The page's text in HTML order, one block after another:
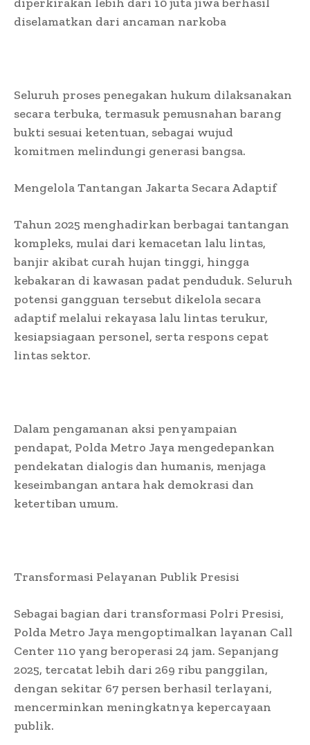
diselamatkan dari ancaman narkoba
Seluruh proses penegakan hukum dilaksanakan
secara terbuka, termasuk pemusnahan barang
bukti sesuai ketentuan, sebagai wujud
komitmen melindungi generasi bangsa.
Mengelola Tantangan Jakarta Secara Adaptif
Tahun 2025 menghadirkan berbagai tantangan
kompleks, mulai dari kemacetan lalu lintas,
banjir akibat curah hujan tinggi, hingga
kebakaran di kawasan padat penduduk. Seluruh
potensi gangguan tersebut dikelola secara
adaptif melalui rekayasa lalu lintas terukur,
kesiapsiagaan personel, serta respons cepat
lintas sektor.
Dalam pengamanan aksi penyampaian
pendapat, Polda Metro Jaya mengedepankan
pendekatan dialogis dan humanis, menjaga
keseimbangan antara hak demokrasi dan
ketertiban umum.
Transformasi Pelayanan Publik Presisi
Sebagai bagian dari transformasi Polri Presisi,
Polda Metro Jaya mengoptimalkan layanan Call
Center 110 yang beroperasi 24 jam. Sepanjang
2025, tercatat lebih dari 269 ribu panggilan,
dengan sekitar 67 persen berhasil terlayani,
mencerminkan meningkatnya kepercayaan
publik.